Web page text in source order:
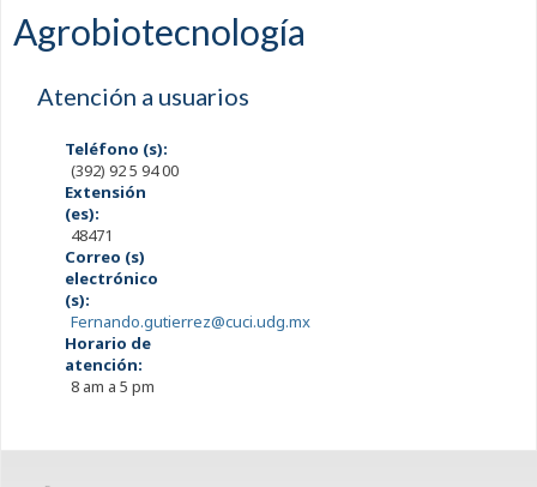
Agrobiotecnología
Atención a usuarios
Teléfono (s):
(392) 92 5 94 00
Extensión
(es):
48471
Correo (s)
electrónico
(s):
Fernando.gutierrez@cuci.udg.mx
Horario de
atención:
8 am a 5 pm